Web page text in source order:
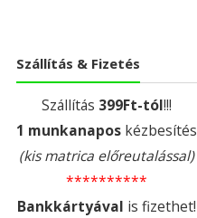
Szállítás & Fizetés
Szállítás 399Ft-tól!!!
1 munkanaposkézbesítés
(kis matrica előreutalással)
**********
Bankkártyával is fizethet!